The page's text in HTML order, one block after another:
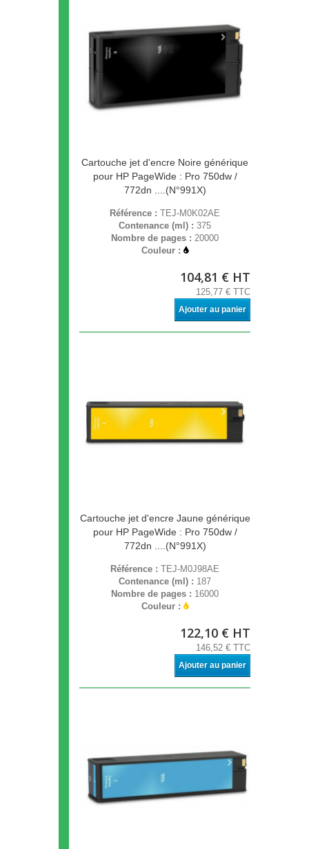
Cartouche jet d'encre Noire générique
pour HP PageWide : Pro 750dw /
772dn ....(N°991X)
Référence : TEJ-M0K02AE
Contenance (ml) : 375
Nombre de pages : 20000
Couleur :
104,81 € HT
125,77 € TTC
Ajouter au panier
Cartouche jet d'encre Jaune générique
pour HP PageWide : Pro 750dw /
772dn ....(N°991X)
Référence : TEJ-M0J98AE
Contenance (ml) : 187
Nombre de pages : 16000
Couleur :
122,10 € HT
146,52 € TTC
Ajouter au panier